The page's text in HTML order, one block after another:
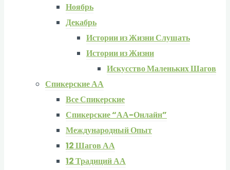
Ноябрь
Декабрь
Истории из Жизни Слушать
Истории из Жизни
Искусство Маленьких Шагов
Спикерские АА
Все Спикерские
Спикерские “АА-Онлайн”
Международный Опыт
12 Шагов АА
12 Традиций АА